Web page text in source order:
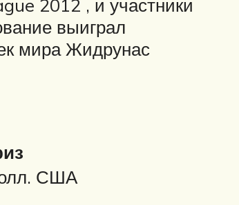
2012 , и участники
выиграл
мира Жидрунас
США